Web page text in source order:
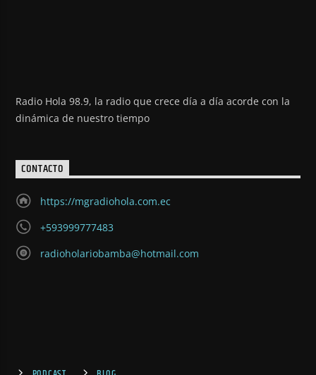
Radio Hola 98.9, la radio que crece día a día acorde con la
dinámica de nuestro tiempo
CONTACTO
https://mgradiohola.com.ec
+593999777483
radioholariobamba@hotmail.com